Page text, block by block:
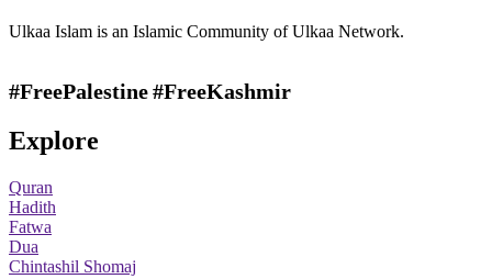
Ulkaa Islam is an Islamic Community of Ulkaa Network.
#FreePalestine#FreeKashmir
Explore
Quran
Hadith
Fatwa
Dua
Chintashil Shomaj